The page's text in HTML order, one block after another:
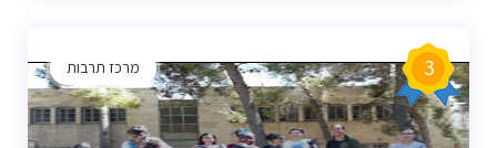
מרכז תרבות 3